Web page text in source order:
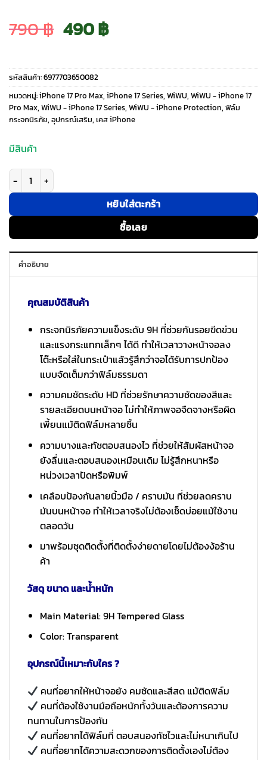
790฿ Original
price
was:
790 ฿.
490฿Current
price
is:
490 ฿.
รหัสสินค้า:6977703650082
หมวดหมู่:iPhone 17 Pro Max, iPhone 17 Series, WiWU, WiWU - iPhone 17
Pro Max, WiWU - iPhone 17 Series, WiWU - iPhone Protection, ฟิล์ม
กระจกนิรภัย, อุปกรณ์เสริม, เคส iPhone
มีสินค้า
จำนวน WiWU รุ่น Easy install Tempered Glass - ฟิล์มกระจก iPhone 17
หยิบใส่ตะกร้า
ซื้อเลย
คำอธิบาย
คุณสมบัติสินค้า
กระจกนิรภัยความแข็งระดับ 9H ที่ช่วยกันรอยขีดข่วน
และแรงกระแทกเล็กๆ ได้ดี ทำให้เวลาวางหน้าจอลง
โต๊ะหรือใส่ในกระเป๋าแล้วรู้สึกว่าจอได้รับการปกป้อง
แบบจัดเต็มกว่าฟิล์มธรรมดา
ความคมชัดระดับ HD ที่ช่วยรักษาความชัดของสีและ
รายละเอียดบนหน้าจอ ไม่ทำให้ภาพจอจืดจางหรือผิด
เพี้ยนแม้ติดฟิล์มหลายชิ้น
ความบางและทัชตอบสนองไว ที่ช่วยให้สัมผัสหน้าจอ
ยังลื่นและตอบสนองเหมือนเดิม ไม่รู้สึกหนาหรือ
หน่วงเวลาปัดหรือพิมพ์
เคลือบป้องกันลายนิ้วมือ / คราบมัน ที่ช่วยลดคราบ
มันบนหน้าจอ ทำให้เวลาจริงไม่ต้องเช็ดบ่อยแม้ใช้งาน
ตลอดวัน
มาพร้อมชุดติดตั้งที่ติดตั้งง่ายดายโดยไม่ต้องง้อร้าน
ค้า
วัสดุ ขนาด และน้ำหนัก
Main Material: 9H Tempered Glass
Color: Transparent
อุปกรณ์นี้เหมาะกับใคร ?
คนที่อยากให้หน้าจอยัง คมชัดและสีสด แม้ติดฟิล์ม
คนที่ต้องใช้งานมือถือหนักทั้งวันและต้องการความ
ทนทานในการป้องกัน
คนที่อยากได้ฟิล์มที่ ตอบสนองทัชไวและไม่หนาเกินไป
คนที่อยากได้ความสะดวกของการติดตั้งเองไม่ต้อง